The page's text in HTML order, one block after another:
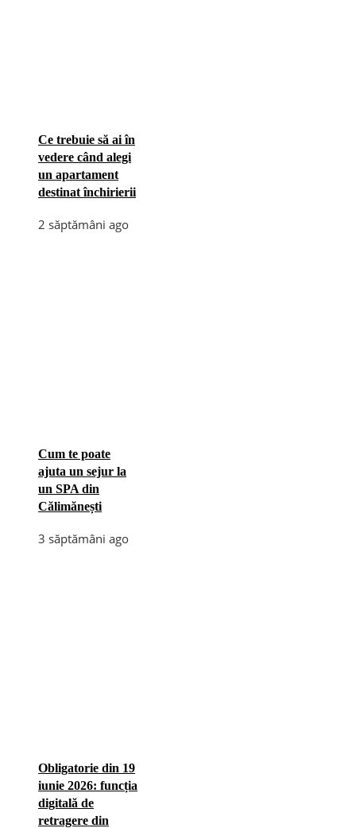
Ce trebuie să ai în
vedere când alegi
un apartament
destinat închirierii
2 săptămâni ago
Cum te poate
ajuta un sejur la
un SPA din
Călimănești
3 săptămâni ago
Obligatorie din 19
iunie 2026: funcția
digitală de
retragere din